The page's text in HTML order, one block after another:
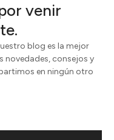
venir
blog es la mejor
novedades, consejos y
en ningún otro